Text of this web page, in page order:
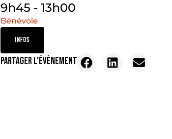
9h45 - 13h00
Bénévole
INFOS
PARTAGER L'ÉVÈNEMENT